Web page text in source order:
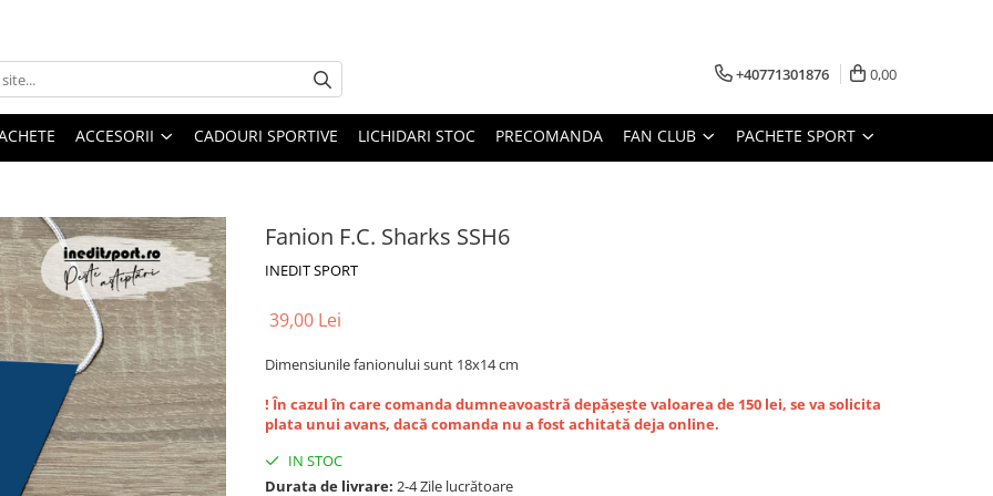
+40771301876 0,00
ACCESORII CADOURI SPORTIVE LICHIDARI STOC PRECOMANDA FAN CLUB PACHETE SPORT
Fanion F.C. Sharks SSH6
INEDIT SPORT
39,00 Lei
Dimensiunile fanionului sunt 18x14 cm
! În cazul în care comanda dumneavoastră depășește valoarea de 150 lei, se va solicita
plata unui avans, dacă comanda nu a fost achitată deja online.
IN STOC
Durata de livrare: 2-4 Zile lucrătoare